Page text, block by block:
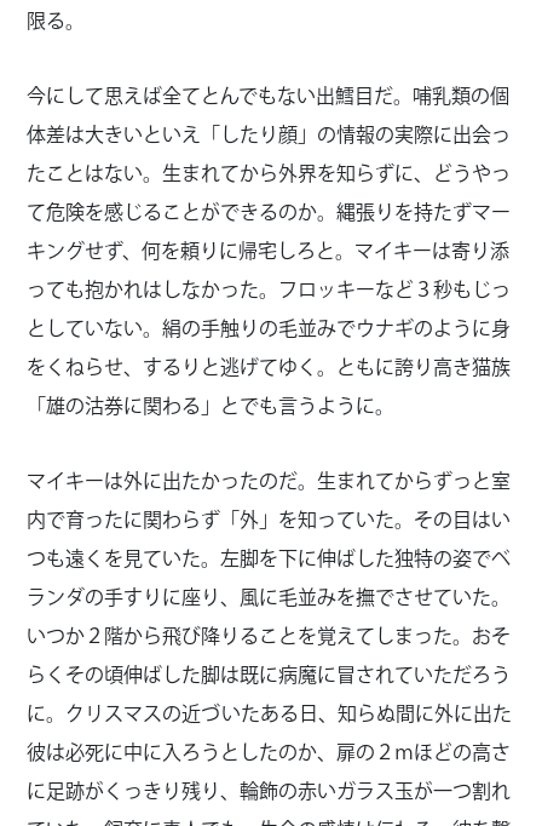
限る。
今にして思えば全てとんでもない出鱈目だ。哺乳類の個
体差は大きいといえ「したり顔」の情報の実際に出会っ
たことはない。生まれてから外界を知らずに、どうやっ
て危険を感じることができるのか。縄張りを持たずマー
キングせず、何を頼りに帰宅しろと。マイキーは寄り添
っても抱かれはしなかった。フロッキーなど３秒もじっ
としていない。絹の手触りの毛並みでウナギのように身
をくねらせ、するりと逃げてゆく。ともに誇り高き猫族
「雄の沽券に関わる」とでも言うように。
マイキーは外に出たかったのだ。生まれてからずっと室
内で育ったに関わらず「外」を知っていた。その目はい
つも遠くを見ていた。左脚を下に伸ばした独特の姿でベ
ランダの手すりに座り、風に毛並みを撫でさせていた。
いつか２階から飛び降りることを覚えてしまった。おそ
らくその頃伸ばした脚は既に病魔に冒されていただろう
に。クリスマスの近づいたある日、知らぬ間に外に出た
彼は必死に中に入ろうとしたのか、扉の２ｍほどの高さ
に足跡がくっきり残り、輪飾の赤いガラス玉が一つ割れ